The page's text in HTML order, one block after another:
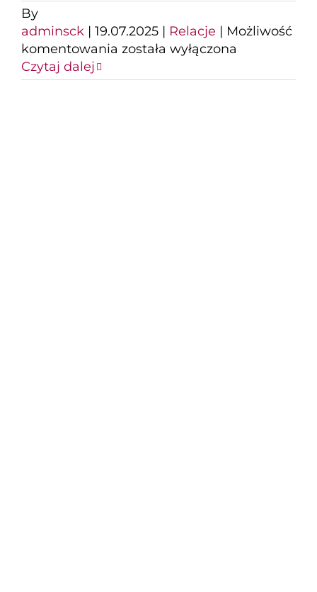
By
adminsck | 19.07.2025 | Relacje | Możliwość
komentowania Koncert
Napoli
została wyłączona
Czytaj dalej